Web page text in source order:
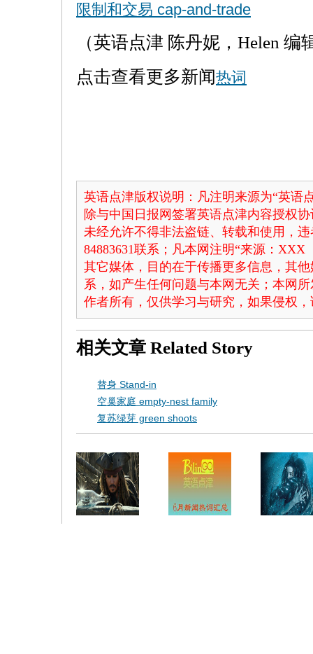
限制和交易 cap-and-trade
（英语点津 陈丹妮，Helen 编
点击查看更多新闻热词
英语点津版权说明：凡注明来源为“英语
除与中国日报网签署英语点津内容授权
未经允许不得非法盗链、转载和使用，
84883631联系；凡本网注明“来源：
其它媒体，目的在于传播更多信息，其
系，如产生任何问题与本网无关；本网
作者所有，仅供学习与研究，如果侵权
相关文章 Related Story
替身 Stand-in
空巢家庭 empty-nest family
复苏绿芽 green shoots